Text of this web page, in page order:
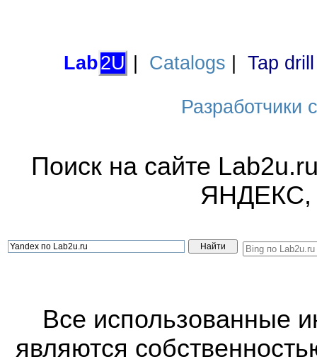
Lab2U Catalogs Tap
Разработчики
Поиск на сайте
ЯНДЕКС,
Все использованные
являются